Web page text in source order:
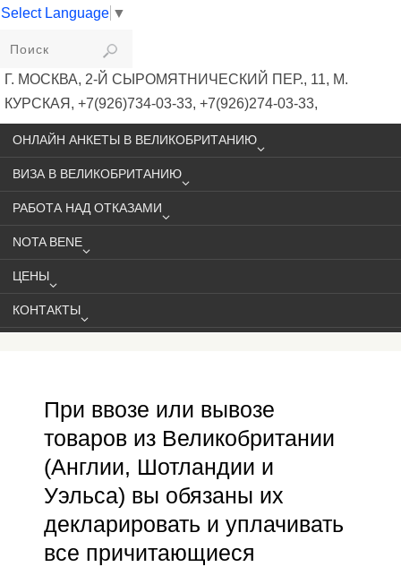
Select Language ▼
VIKIVISA
Г. МОСКВА, 2-Й СЫРОМЯТНИЧЕСКИЙ ПЕР., 11, М.
КУРСКАЯ, +7(926)734-03-33, +7(926)274-03-33,
VISA@VIKIVISA.RU
ОНЛАЙН АНКЕТЫ В ВЕЛИКОБРИТАНИЮ
ВИЗА В ВЕЛИКОБРИТАНИЮ
РАБОТА НАД ОТКАЗАМИ
NOTA BENE
ЦЕНЫ
КОНТАКТЫ
При ввозе или вывозе
товаров из Великобритании
(Англии, Шотландии и
Уэльса) вы обязаны их
декларировать и уплачивать
все причитающиеся